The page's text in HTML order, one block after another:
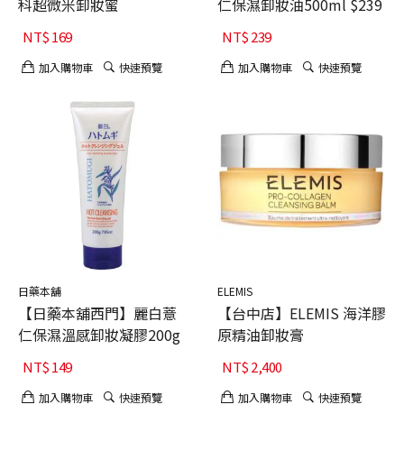
科超微米卸妝蜜
NT$169
加入購物車 快速預覽
仁保濕卸妝油500ml $239
NT$239
加入購物車 快速預覽
日藥本舖
【日藥本舖西門】麗白薏
仁保濕溫感卸妝凝膠200g
NT$149
加入購物車 快速預覽
ELEMIS
【台中店】ELEMIS 海洋膠
原精油卸妝膏
NT$2,400
加入購物車 快速預覽